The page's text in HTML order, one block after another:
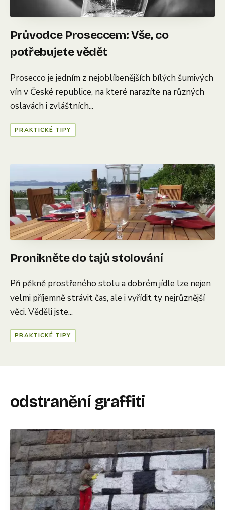
Průvodce Proseccem: Vše, co
potřebujete vědět
Prosecco je jedním z nejoblíbenějších bílých šumivých
vín v České republice, na které narazíte na různých
oslavách i zvláštních...
PRAKTICKÉ TIPY
Pronikněte do tajů stolování
Při pěkně prostřeného stolu a dobrém jídle lze nejen
velmi příjemně strávit čas, ale i vyřídit ty nejrůznější
věci. Věděli jste...
PRAKTICKÉ TIPY
odstranění graffiti